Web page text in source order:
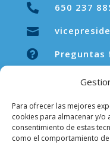
Para ofrecer las mejores
cookies para almacenar y/o
consentimiento de estas
como el comportamiento

650 237

 Preguntas
LEGAL
Aviso legal